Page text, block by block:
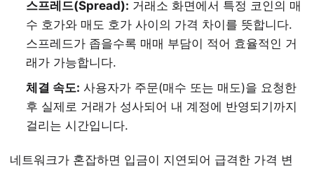
스프레드(Spread): 거래소 화면에서 특정 코인의 매
수 호가와 매도 호가 사이의 가격 차이를 뜻합니다.
스프레드가 좁을수록 매매 부담이 적어 효율적인 거
래가 가능합니다.
체결 속도: 사용자가 주문(매수 또는 매도)을 요청한
후 실제로 거래가 성사되어 내 계정에 반영되기까지
걸리는 시간입니다.
네트워크가 혼잡하면 입금이 지연되어 급격한 가격 변